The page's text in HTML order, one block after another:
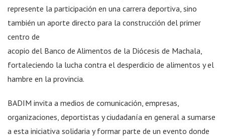
represente la participación en una carrera deportiva, sino
también un aporte directo para la construcción del primer
centro de
acopio del Banco de Alimentos de la Diócesis de Machala,
fortaleciendo la lucha contra el desperdicio de alimentos y el
hambre en la provincia.
BADIM invita a medios de comunicación, empresas,
organizaciones, deportistas y ciudadanía en general a sumarse
a esta iniciativa solidaria y formar parte de un evento donde